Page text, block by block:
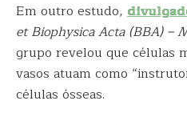
Em outro estudo,
et Biophysica Acta (BBA) –
grupo revelou que células
vasos atuam como
células ósseas.